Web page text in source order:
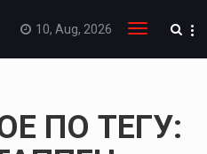
10, Aug, 2026
Toggle
ПО ТЕГУ: